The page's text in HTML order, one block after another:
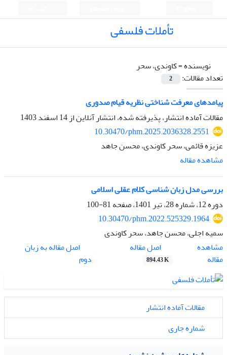
تأملات فلسفی
نویسنده =کاوندی، سحر
تعداد مقالات:
2
پیامدهای معرفت شناختی نظریه قیام صدوری
مقالات آماده انتشار، پذیرفته شده، انتشار آنلاین از14 اسفند 1403
10.30470/phm.2025.2036328.2551
عزیزه قائمی، سحر کاوندی، محسن جاهد
مشاهده مقاله
بررسی مدل زبان شناسی کلام عقلی اسلامی
دوره 12، شماره 28، تیر 1401، صفحه
81-100
10.30470/phm.2022.525329.1964
سمیه اجلی، محسن جاهد، سحر کاوندی
مشاهده
مقاله
اصل مقاله
894.43 K
اصل مقاله به زبان
دوم
مقالات آماده انتشار
شماره جاری